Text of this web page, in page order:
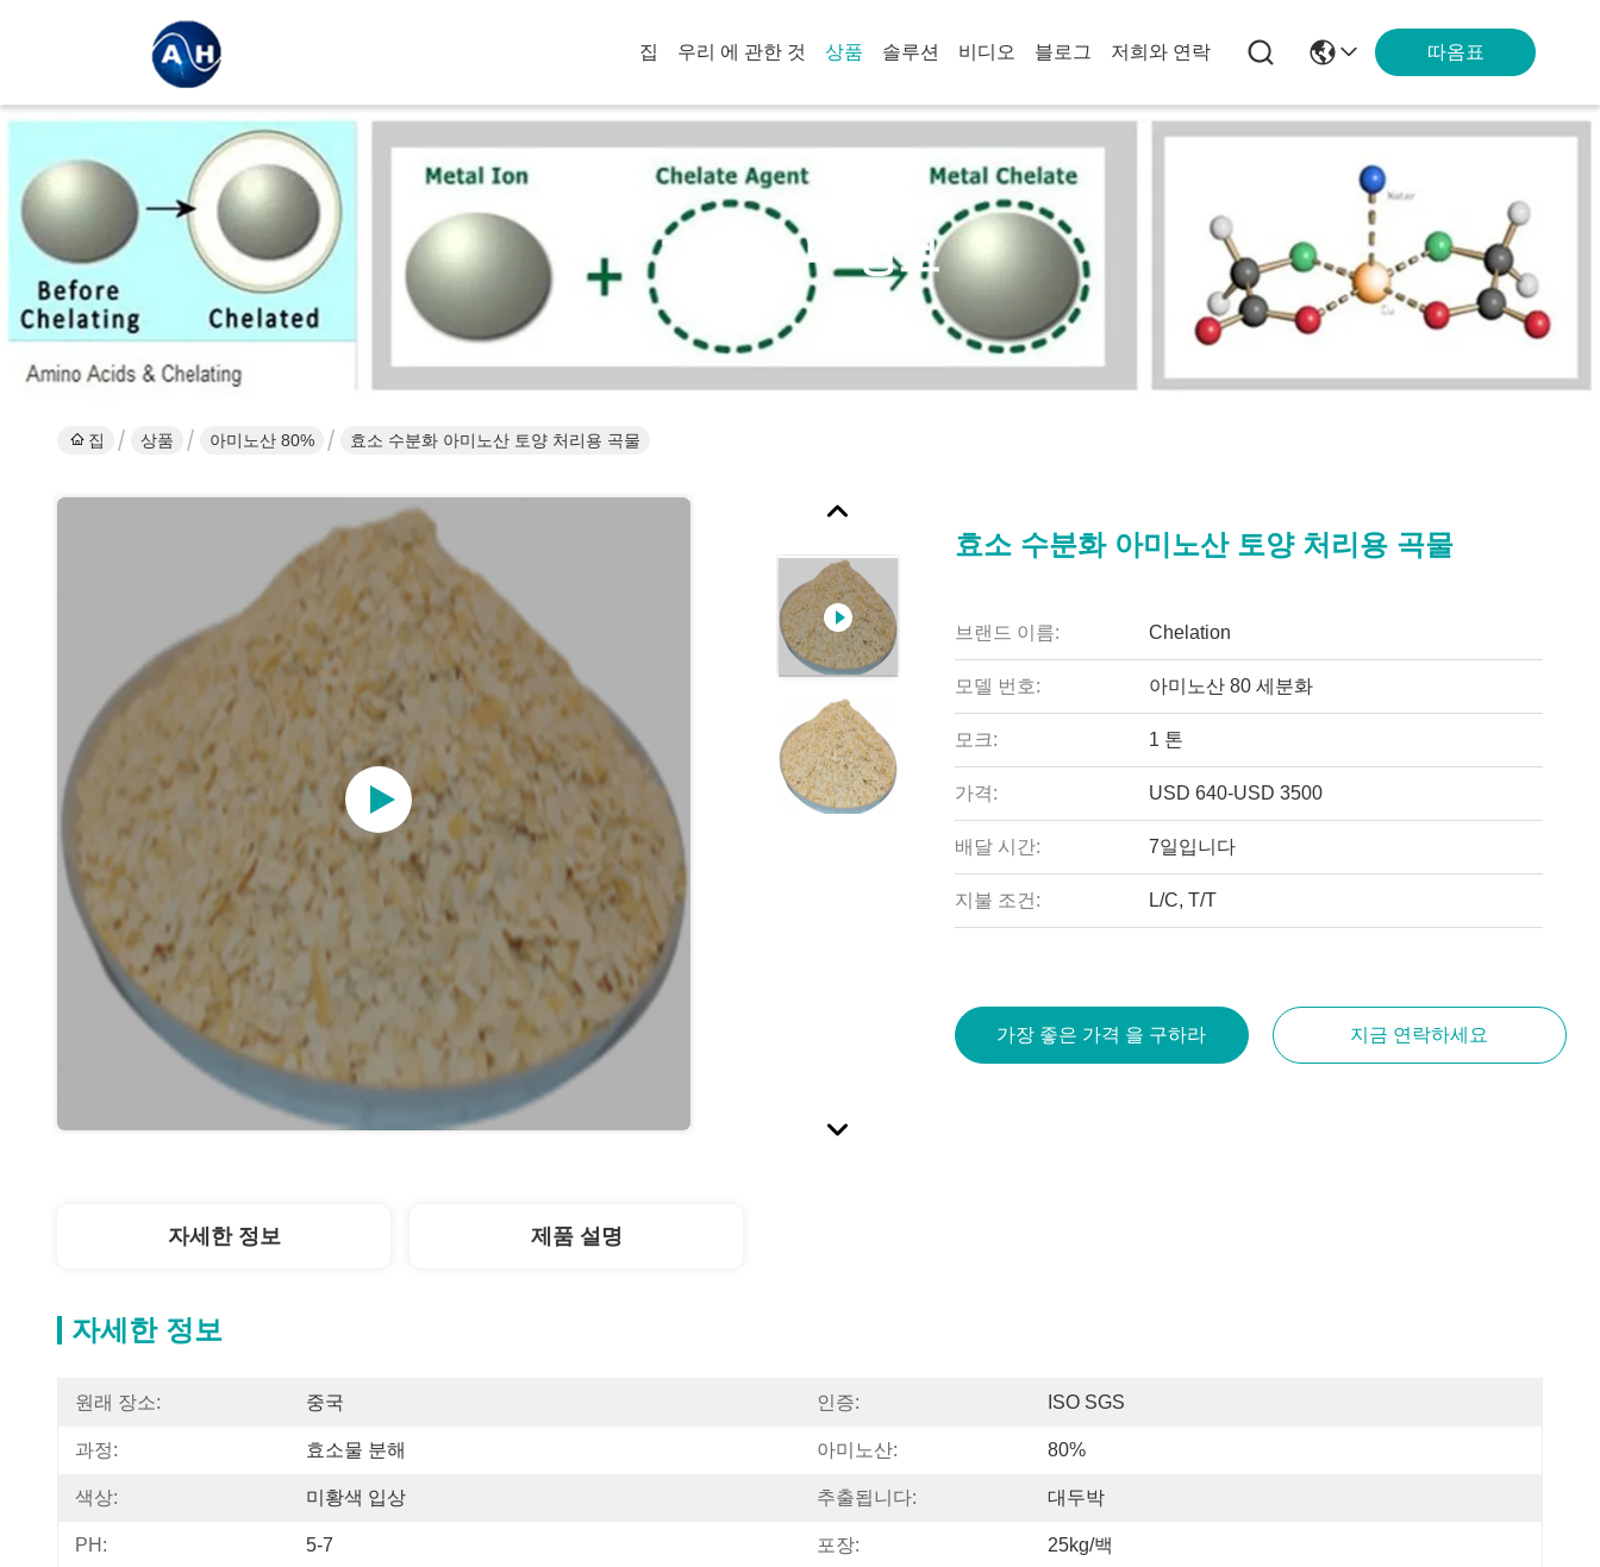
집 우리 에 관한 것 상품 솔루션 비디오 블로그 저희와 연락 따옴표
제품 세부 정보
집 상품 아미노산 80% 효소 수분화 아미노산 토양 처리용 곡물
효소 수분화 아미노산 토양 처리용 곡물
브랜드 이름: Chelation
모델 번호: 아미노산 80 세분화
모크: 1 톤
가격: USD 640-USD 3500
배달 시간: 7일입니다
지불 조건: L/C, T/T
가장 좋은 가격 을 구하라 지금 연락하세요
자세한 정보 제품 설명
자세한 정보
원래 장소: 중국 인증: ISO SGS
과정: 효소물 분해 아미노산: 80%
색상: 미황색 입상 추출됩니다: 대두박
PH: 5-7 포장: 25kg/백